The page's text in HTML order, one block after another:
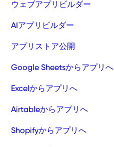
ウェブアプリビルダー
AIアプリビルダー
アプリストア公開
Google Sheetsからアプリへ
Excelからアプリへ
Airtableからアプリへ
Shopifyからアプリへ